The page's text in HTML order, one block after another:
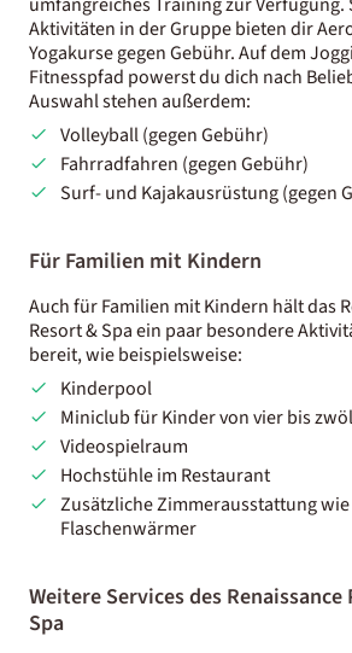
Aktivitäten in der Gruppe bieten dir
Yogakurse gegen Gebühr. Auf dem
Fitnesspfad powerst du dich nach
Auswahl stehen außerdem:
Volleyball (gegen Gebühr)
Fahrradfahren (gegen Gebühr)
Surf- und Kajakausrüstung (gegen
Für Familien mit Kindern
Auch für Familien mit Kindern hält das
Resort & Spa ein paar besondere
bereit, wie beispielsweise:
Kinderpool
Miniclub für Kinder von vier bis
Videospielraum
Hochstühle im Restaurant
Zusätzliche Zimmerausstattung
Flaschenwärmer
Weitere Services des
Spa